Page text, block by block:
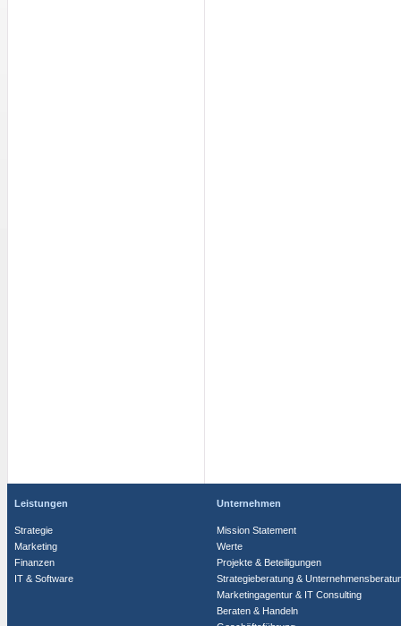
Leistungen
Strategie
Marketing
Finanzen
IT & Software
Unternehmen
Mission Statement
Werte
Projekte & Beteiligungen
Strategieberatung &
Marketingagentur & IT Consulting
Beraten & Handeln